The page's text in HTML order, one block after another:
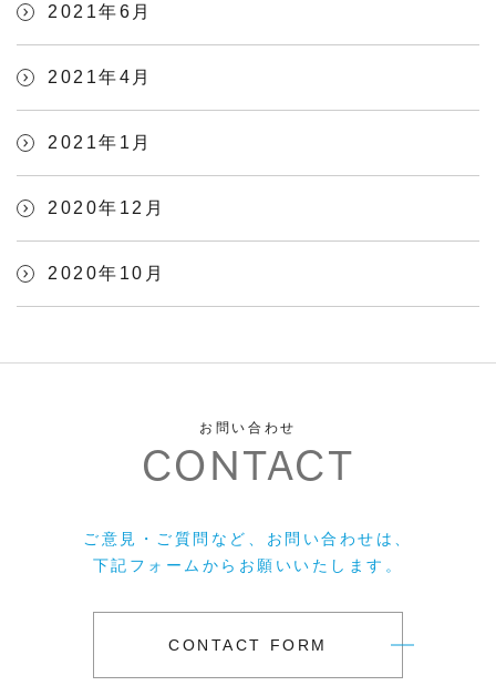
2021年6月
2021年4月
2021年1月
2020年12月
2020年10月
お問い合わせ
CONTACT
ご意見・ご質問など、お問い合わせは、
下記フォームからお願いいたします。
CONTACT FORM